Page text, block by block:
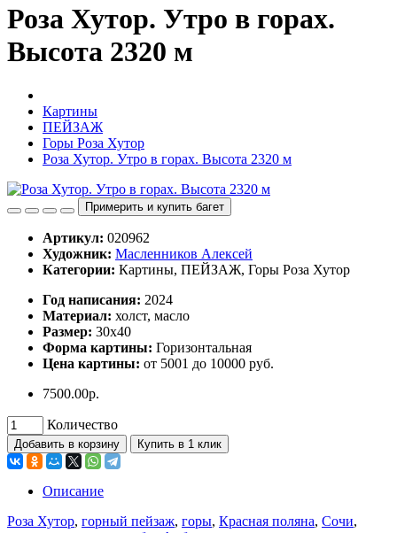
Роза Хутор. Утро в горах.
Высота 2320 м
Картины
ПЕЙЗАЖ
Горы Роза Хутор
Роза Хутор. Утро в горах. Высота 2320 м
Примерить и купить багет
Артикул: 020962
Художник: Масленников Алексей
Категории: Картины, ПЕЙЗАЖ, Горы Роза Хутор
Год написания: 2024
Материал: холст, масло
Размер: 30х40
Форма картины: Горизонтальная
Цена картины: от 5001 до 10000 руб.
7500.00р.
Количество
Добавить в корзину Купить в 1 клик
Описание
Роза Хутор, горный пейзаж, горы, Красная поляна, Сочи,